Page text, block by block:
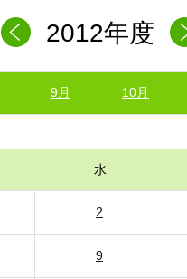
2012年度
9月 10月
水
2
9